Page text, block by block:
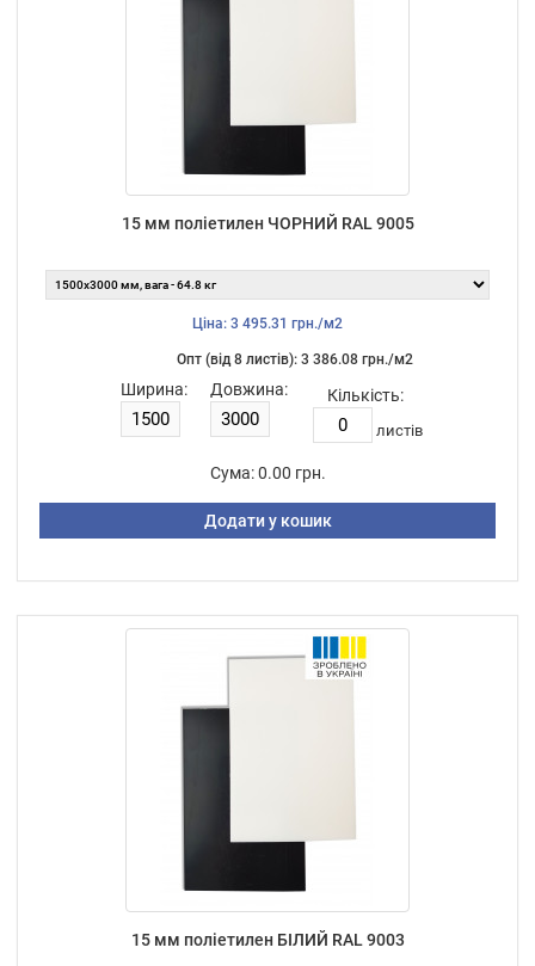
15 мм поліетилен ЧОРНИЙ RAL 9005
Ціна: 3 495.31 грн./м2
Опт (від 8 листiв): 3 386.08 грн./м2
Ширина: Довжина: Кількість:
листiв
Сума: 0.00 грн.
Додати у кошик
15 мм поліетилен БІЛИЙ RAL 9003